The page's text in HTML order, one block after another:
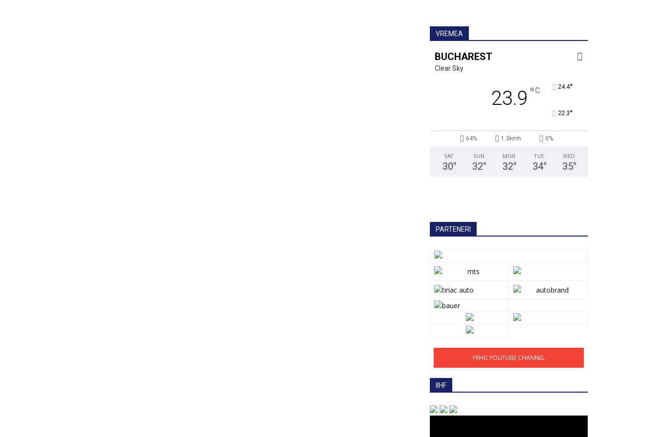
VREMEA
BUCHAREST
Clear Sky
23.9 °C 24.4°
22.3°
64% 1.3kmh 0%
SAT
30°
SUN
32°
MON
32°
TUE
34°
WED
35°
PARTENERI
FRHG YOUTUBE CHANNEL
IIHF